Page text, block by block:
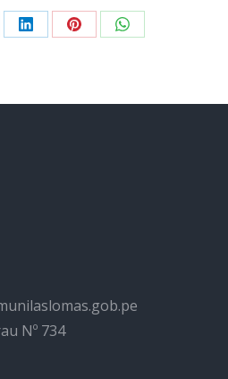
Share Share Share
Nº 734